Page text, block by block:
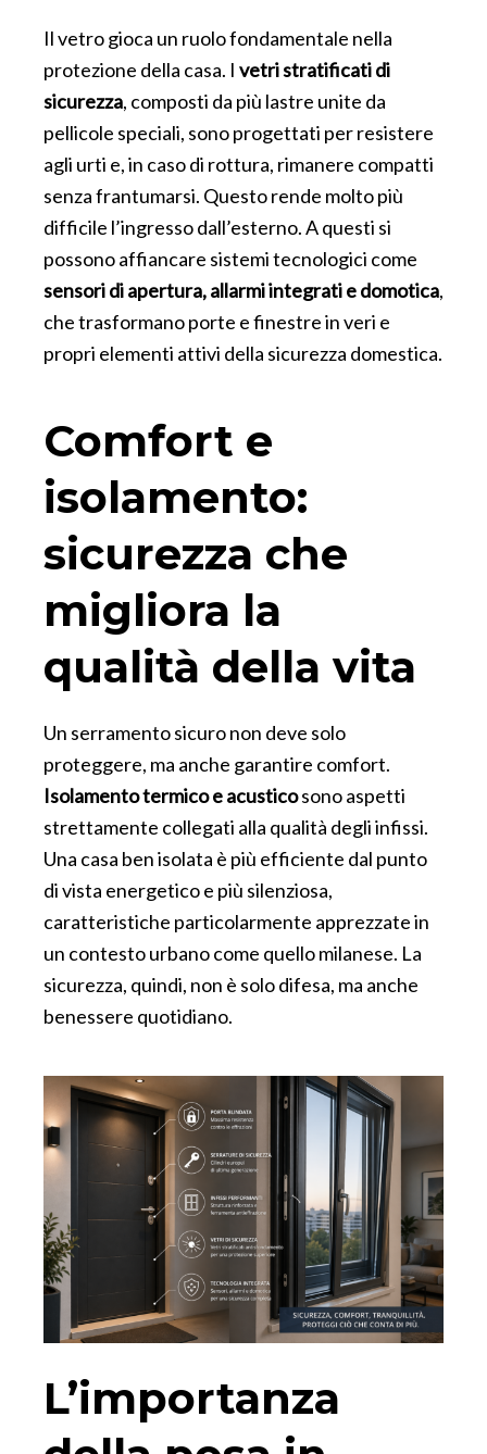
Il vetro gioca un ruolo fondamentale nella
protezione della casa. I vetri stratificati di
sicurezza, composti da più lastre unite da
pellicole speciali, sono progettati per resistere
agli urti e, in caso di rottura, rimanere compatti
senza frantumarsi. Questo rende molto più
difficile l’ingresso dall’esterno. A questi si
possono affiancare sistemi tecnologici come
sensori di apertura, allarmi integrati e domotica,
che trasformano porte e finestre in veri e
propri elementi attivi della sicurezza domestica.
Comfort e
isolamento:
sicurezza che
migliora la
qualità della vita
Un serramento sicuro non deve solo
proteggere, ma anche garantire comfort.
Isolamento termico e acusticosono aspetti
strettamente collegati alla qualità degli infissi.
Una casa ben isolata è più efficiente dal punto
di vista energetico e più silenziosa,
caratteristiche particolarmente apprezzate in
un contesto urbano come quello milanese. La
sicurezza, quindi, non è solo difesa, ma anche
benessere quotidiano.
L’importanza